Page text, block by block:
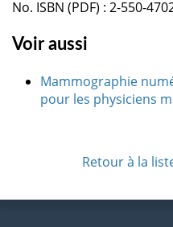
No. ISBN (PDF) : 2-550-
Voir aussi
Mammographie
pour les physiciens
Retour à la